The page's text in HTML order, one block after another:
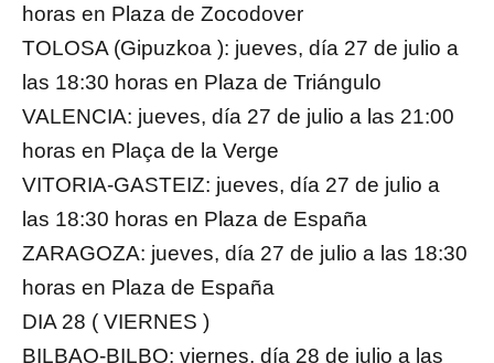
horas en Plaza de Zocodover
TOLOSA (Gipuzkoa ): jueves, día 27 de julio a
las 18:30 horas en Plaza de Triángulo
VALENCIA: jueves, día 27 de julio a las 21:00
horas en Plaça de la Verge
VITORIA-GASTEIZ: jueves, día 27 de julio a
las 18:30 horas en Plaza de España
ZARAGOZA: jueves, día 27 de julio a las 18:30
horas en Plaza de España
DIA 28 ( VIERNES )
BILBAO-BILBO: viernes, día 28 de julio a las